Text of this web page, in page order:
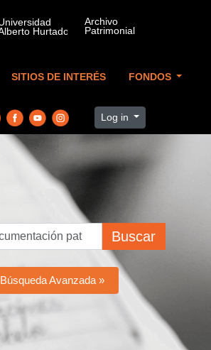
SITIOS DE INTERÉS FONDOS
Log in
Buscar
Búsqueda Avanzada »